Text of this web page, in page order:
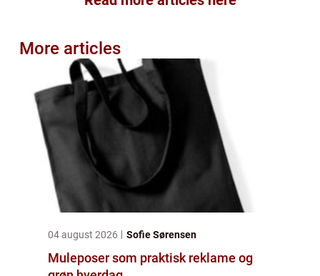
More articles
04 august 2026 Sofie Sørensen
Muleposer som praktisk reklame og